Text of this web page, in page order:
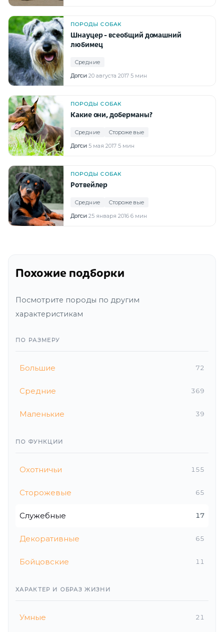
ПОРОДЫ СОБАК
Шнауцер - всеобщий домашний
любимец
Средние
Догси·20 августа 2017·5 мин
ПОРОДЫ СОБАК
Какие они, доберманы?
Средние
Сторожевые
Догси·5 мая 2017·5 мин
ПОРОДЫ СОБАК
Ротвейлер
Средние
Сторожевые
Догси·25 января 2016·6 мин
Похожие подборки
Посмотрите породы по другим
характеристикам
ПО РАЗМЕРУ
Большие 72
Средние 369
Маленькие 39
ПО ФУНКЦИИ
Охотничьи 155
Сторожевые 65
Служебные 17
Декоративные 65
Бойцовские 11
ХАРАКТЕР И ОБРАЗ ЖИЗНИ
Умные 21